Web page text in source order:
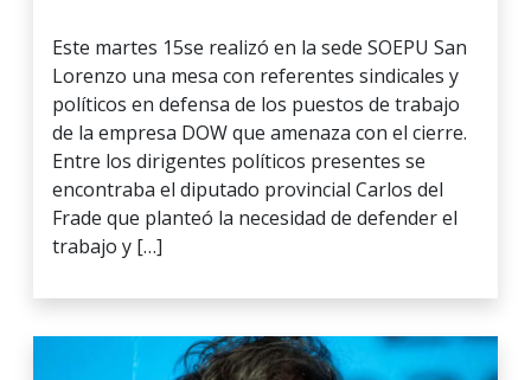
Este martes 15se realizó en la sede SOEPU San
Lorenzo una mesa con referentes sindicales y
políticos en defensa de los puestos de trabajo
de la empresa DOW que amenaza con el cierre.
Entre los dirigentes políticos presentes se
encontraba el diputado provincial Carlos del
Frade que planteó la necesidad de defender el
trabajo y […]